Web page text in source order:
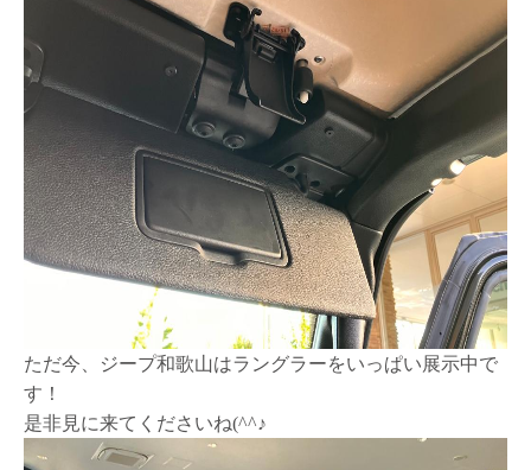
ただ今、ジープ和歌山はラングラーをいっぱい展示中で
す！
是非見に来てくださいね(^^♪